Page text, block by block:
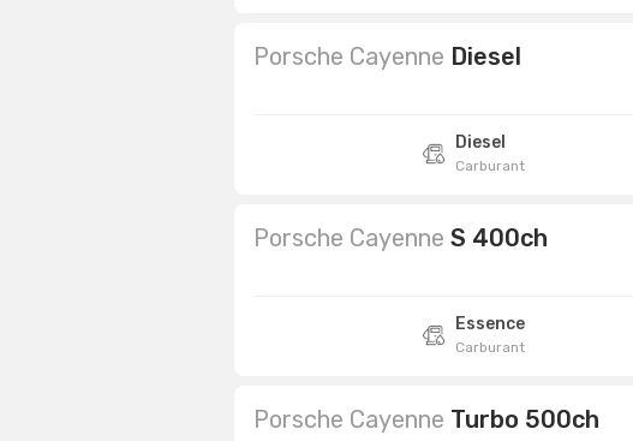
Porsche Cayenne Diesel
Diesel
Carburant
Porsche Cayenne S 400ch
Essence
Carburant
Porsche Cayenne Turbo 500ch